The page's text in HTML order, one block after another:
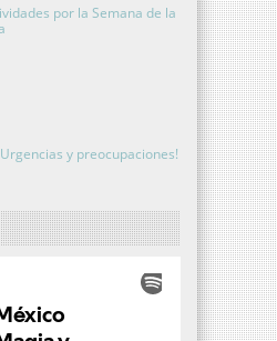
por la Semana de la
y preocupaciones!